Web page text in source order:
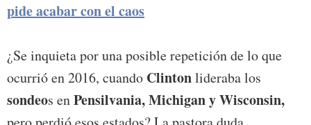
pide acabar con el caos
¿Se inquieta por una posible repetición de lo que
ocurrió en 2016, cuando Clintonlideraba los
sondeos enPensilvania, Michigan y Wisconsin,